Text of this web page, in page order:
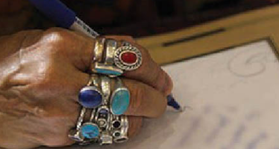
درباره سنگ زدن به
شیطان و دویدن مردان
میان صفا و مروه
20 جولای 2026